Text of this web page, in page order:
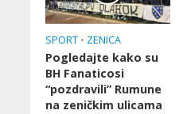
SPORT • ZENICA
Pogledajte kako su
BH Fanaticosi
“pozdravili” Rumune
na zeničkim ulicama